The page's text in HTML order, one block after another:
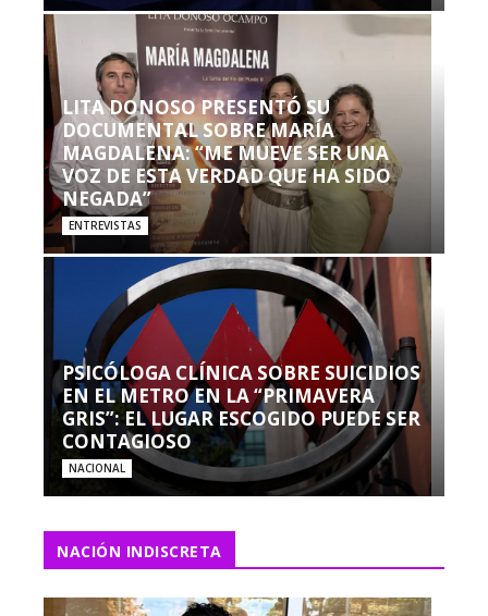
LITA DONOSO PRESENTÓ SU
DOCUMENTAL SOBRE MARÍA
MAGDALENA: “ME MUEVE SER UNA
VOZ DE ESTA VERDAD QUE HA SIDO
NEGADA”
ENTREVISTAS
PSICÓLOGA CLÍNICA SOBRE SUICIDIOS
EN EL METRO EN LA “PRIMAVERA
GRIS”: EL LUGAR ESCOGIDO PUEDE SER
CONTAGIOSO
NACIONAL
NACIÓN INDISCRETA